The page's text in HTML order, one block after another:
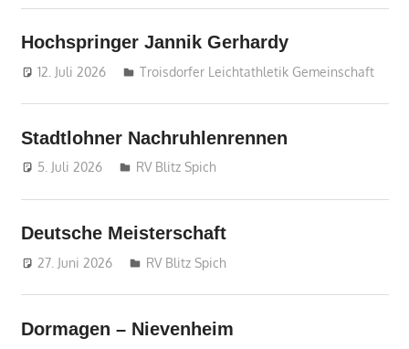
Hochspringer Jannik Gerhardy
12. Juli 2026 treffpunkt
Troisdorfer Leichtathletik Gemeinschaft
Stadtlohner Nachruhlenrennen
5. Juli 2026 treffpunkt
RV Blitz Spich
Deutsche Meisterschaft
27. Juni 2026 treffpunkt
RV Blitz Spich
Dormagen – Nievenheim